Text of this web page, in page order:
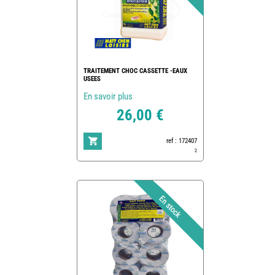
TRAITEMENT CHOC CASSETTE -EAUX
USEES
En savoir plus
26,00 €
ref : 172407
2